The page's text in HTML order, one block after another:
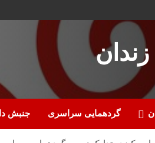
گردهمایی سراسری جنبش